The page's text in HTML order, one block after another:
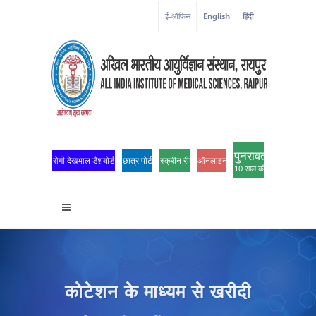
ई-ऑफिस English हिंदी
रोगी देखभाल डैशबोर्ड छात्र पोर्टल स्क्रीन रीडर एक्सेसऑनलाइन ओपीडी पंजीकरण
पुनरावर्तन
10 साल की उत्कृष्टता
कोटेशन के माध्यम से खरीदी